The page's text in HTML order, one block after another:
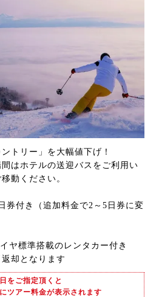
トリー」を大幅値下げ！
はホテルの送迎バスをご利用い
動ください。
券付き（追加料金で2～5日券に変
ヤ標準搭載のレンタカー付き
却となります
をご指定頂くと
ツアー料金が表示されます